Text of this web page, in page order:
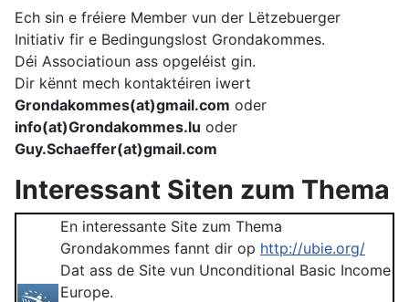
Ech sin e fréiere Member vun der Lëtzebuerger
Initiativ fir e Bedingungslost Grondakommes.
Déi Associatioun ass opgeléist gin.
Dir kënnt mech kontaktéiren iwert
Grondakommes(at)gmail.com oder
info(at)Grondakommes.lu oder
Guy.Schaeffer(at)gmail.com
Interessant Siten zum Thema
En interessante Site zum Thema
Grondakommes fannt dir op http://ubie.org/
Dat ass de Site vun Unconditional Basic Income
Europe.